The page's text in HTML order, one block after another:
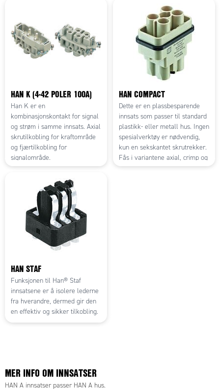
HAN K (4-42 POLER 100A)
Han K er en
kombinasjonskontakt for signal
og strøm i samme innsats. Axial
skrutilkobling for kraftområde
og fjærtilkobling for
signalområde.
HAN COMPACT
Dette er en plassbesparende
innsats som passer til standard
plastikk- eller metall hus. Ingen
spesialverktøy er nødvendig,
kun en sekskantet skrutrekker.
Fås i variantene axial, crimp og
Quick-Lock.
HAN STAF
Funksjonen til Han® Staf
innsatsene er å isolere lederne
fra hverandre, dermed gir den
en effektiv og sikker tilkobling.
MER INFO OM INNSATSER
HAN A innsatser passer HAN A hus.